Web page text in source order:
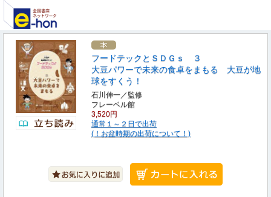
フードテックとＳＤＧｓ ３
大豆パワーで未来の食卓をまもる 大豆が地
球をすくう！
石川伸一／監修
フレーベル館
3,520円
通常１～２日で出荷
(！お盆時期の出荷について！)